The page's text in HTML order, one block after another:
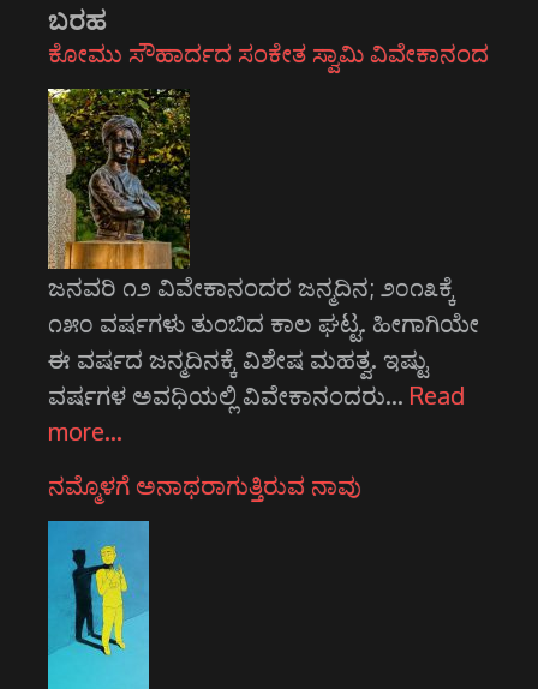
ಬರಹ
ಕೋಮು ಸೌಹಾರ್ದದ ಸಂಕೇತ ಸ್ವಾಮಿ ವಿವೇಕಾನಂದ
ಜನವರಿ ೧೨ ವಿವೇಕಾನಂದರ ಜನ್ಮದಿನ; ೨೦೧೩ಕ್ಕೆ
೧೫೦ ವರ್ಷಗಳು ತುಂಬಿದ ಕಾಲ ಘಟ್ಟ. ಹೀಗಾಗಿಯೇ
ಈ ವರ್ಷದ ಜನ್ಮದಿನಕ್ಕೆ ವಿಶೇಷ ಮಹತ್ವ. ಇಷ್ಟು
ವರ್ಷಗಳ ಅವಧಿಯಲ್ಲಿ ವಿವೇಕಾನಂದರು… Read
more…
ನಮ್ಮೊಳಗೆ ಅನಾಥರಾಗುತ್ತಿರುವ ನಾವು